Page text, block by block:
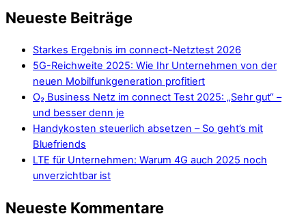
Neueste Beiträge
Starkes Ergebnis im connect-Netztest 2026
5G-Reichweite 2025: Wie Ihr Unternehmen von der
neuen Mobilfunkgeneration profitiert
O₂ Business Netz im connect Test 2025: „Sehr gut“ –
und besser denn je
Handykosten steuerlich absetzen – So geht’s mit
Bluefriends
LTE für Unternehmen: Warum 4G auch 2025 noch
unverzichtbar ist
Neueste Kommentare